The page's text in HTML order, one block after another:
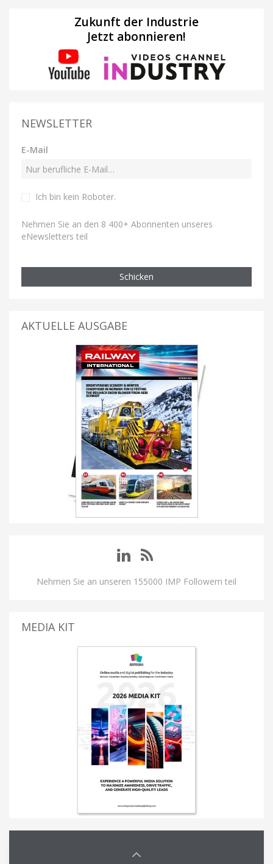
Zukunft der Industrie
Jetzt abonnieren!
NEWSLETTER
E-Mail
Ich bin kein Roboter.
Nehmen Sie an den 8 400+ Abonnenten unseres
eNewsletters teil
Schicken
AKTUELLE AUSGABE
Nehmen Sie an unseren 155000 IMP Followern teil
MEDIA KIT